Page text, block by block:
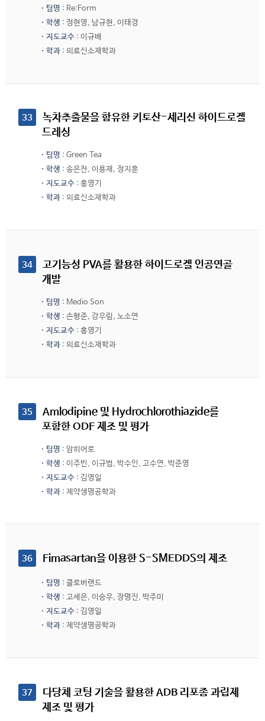
팀명 : Re:Form
학생 : 정현영, 남규현, 이태경
지도교수 : 이규배
학과 : 의료신소재학과
33
녹차추출물을 함유한 키토산-세리신 하이드로겔
드레싱
팀명 : Green Tea
학생 : 송은찬, 이용재, 정지훈
지도교수 : 홍영기
학과 : 의료신소재학과
34
고기능성 PVA를 활용한 하이드로겔 인공연골
개발
팀명 : Medio Son
학생 : 손형준, 강우림, 노소연
지도교수 : 홍영기
학과 : 의료신소재학과
35
Amlodipine 및 Hydrochlorothiazide를
포함한 ODF 제조 및 평가
팀명 : 암히어로
학생 : 이주빈, 이규범, 박수인, 고수연, 박준영
지도교수 : 김영일
학과 : 제약생명공학과
36 Fimasartan을 이용한 S-SMEDDS의 제조
팀명 : 클로버랜드
학생 : 고세은, 이승우, 장명진, 박주미
지도교수 : 김영일
학과 : 제약생명공학과
37
다당체 코팅 기술을 활용한 ADB 리포좀 과립제
제조 및 평가